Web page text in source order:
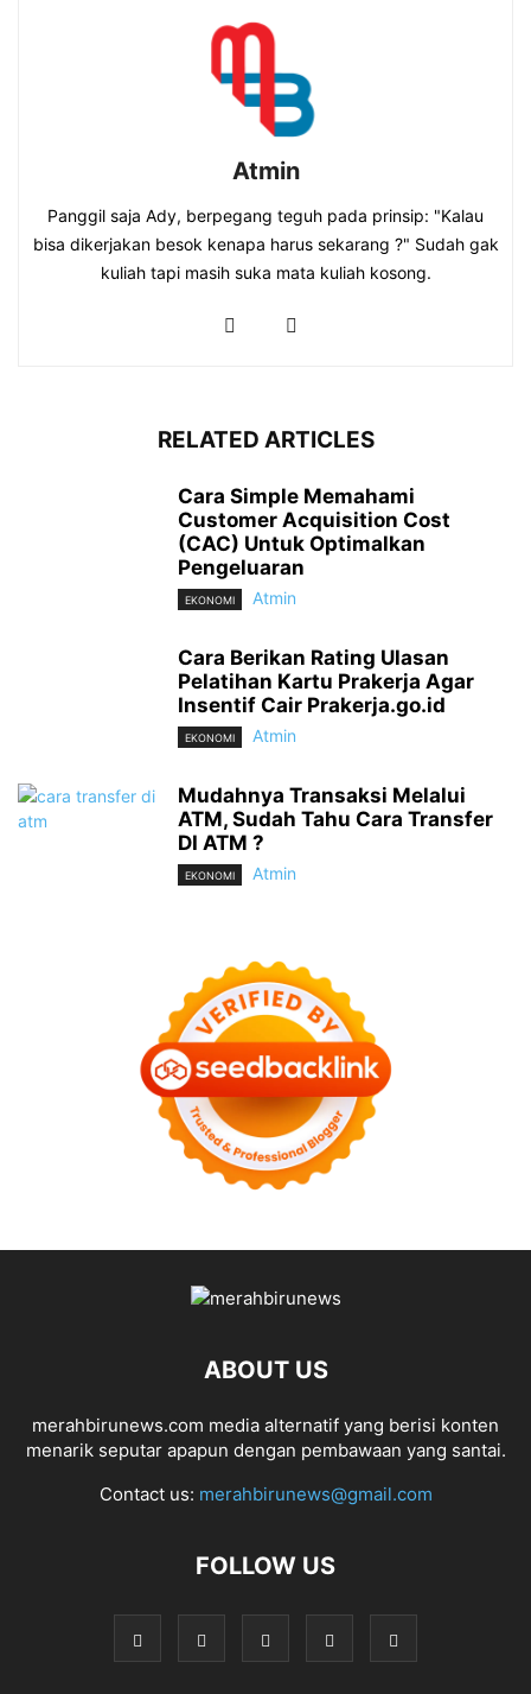
Atmin
Panggil saja Ady, berpegang teguh pada prinsip: "Kalau
bisa dikerjakan besok kenapa harus sekarang ?" Sudah gak
kuliah tapi masih suka mata kuliah kosong.
RELATED ARTICLES
Cara Simple Memahami
Customer Acquisition Cost
(CAC) Untuk Optimalkan
Pengeluaran
EKONOMI Atmin
Cara Berikan Rating Ulasan
Pelatihan Kartu Prakerja Agar
Insentif Cair Prakerja.go.id
EKONOMI Atmin
Mudahnya Transaksi Melalui
ATM, Sudah Tahu Cara Transfer
DI ATM ?
EKONOMI Atmin
ABOUT US
merahbirunews.com media alternatif yang berisi konten
menarik seputar apapun dengan pembawaan yang santai.
Contact us: merahbirunews@gmail.com
FOLLOW US